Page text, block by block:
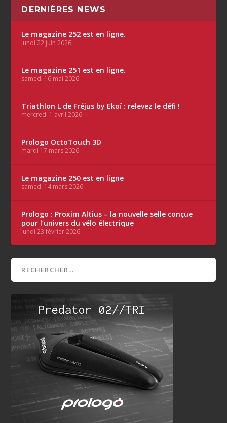
DERNIÈRES NEWS
Le magazine 252 est en ligne.
lundi 22 juin 2026
Le magazine 251 est en ligne.
samedi 16 mai 2026
Triathlon L de Fréjus by Ekoï : relevez le défi !
mercredi 1 avril 2026
Prologo OctoTouch 3D
mardi 17 mars 2026
Le magazine 250 est en ligne
samedi 14 mars 2026
Prologo : Proxim Altius – la nouvelle selle conçue
pour l’univers du vélo électrique
lundi 23 février 2026